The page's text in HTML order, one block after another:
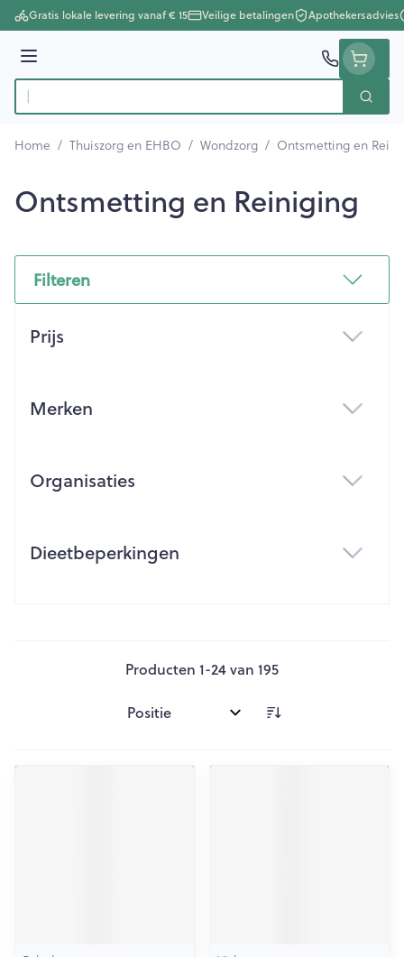
Ga naar de inhoud
Gratis lokale levering vanaf € 15 Veilige betalingen Apothekersadvies
Menu
Product, merk, categorie...
Zoek
Home / Thuiszorg en EHBO / Wondzorg / Ontsmetting en
Ontsmetting en Reiniging
Filteren
Prijs
Merken
Organisaties
Dieetbeperkingen
Producten 1-24van 195
Sorteer op: